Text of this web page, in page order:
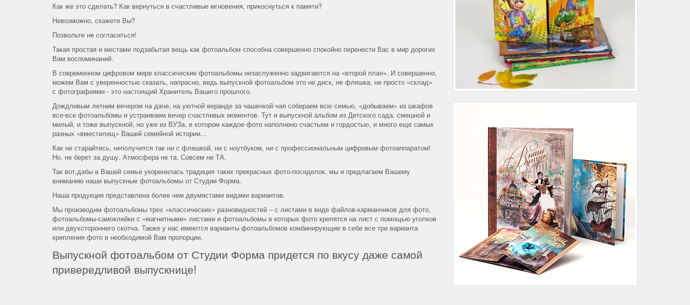
Как же это сделать? Как вернуться в счастливые мгновения, прикоснуться к памяти?
Невозможно, скажете Вы?
Позвольте не согласиться!
Такая простая и местами подзабытая вещь как фотоальбом способна совершенно спокойно перенести Вас в мир дорогих
Вам воспоминаний.
В современном цифровом мире классические фотоальбомы незаслуженно задвигаются на «второй план». И совершенно,
можем Вам с уверенностью сказать, напрасно, ведь выпускной фотоальбом это не диск, не флешка, не просто «склад»
с фотографиями - это настоящий Хранитель Вашего прошлого.
Дождливым летним вечером на даче, на уютной веранде за чашечкой чая собираем всю семью, «добываем» из шкафов
все-все фотоальбомы и устраиваем вечер счастливых моментов. Тут и выпускной альбом из Детского сада, смешной и
милый, и тоже выпускной, но уже из ВУЗа, в котором каждое фото наполнено счастьем и гордостью, и много еще самых
разных «вместилищ» Вашей семейной истории...
Как не старайтесь, неполучится так ни с флешкой, ни с ноутбуком, ни с профессиональным цифровым фотоаппаратом!
Но, не берет за душу. Атмосфера не та. Совсем не ТА.
Так вот,дабы в Вашей семье укоренилась традиция таких прекрасных фото-посиделок, мы и предлагаем Вашему
вниманию наши выпускные фотоальбомы от Студии Форма.
Наша продукция представлена более чем двумястами видами вариантов.
Мы производим фотоальбомы трех «классических» разновидностей – с листами в виде файлов-карманчиков для фото,
фотоальбомы-самоклейки с «магнитными» листами и фотоальбомы в которых фото крепятся на лист с помощью уголков
или двухстороннего скотча. Также у нас имеются варианты фотоальбомов комбинирующие в себе все три варианта
крепления фото в необходимой Вам пропорции.
Выпускной фотоальбом от Студии Форма придется по вкусу даже самой
привередливой выпускнице!